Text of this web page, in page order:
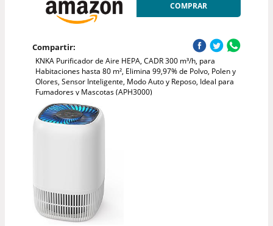
COMPRAR
Compartir:
KNKA Purificador de Aire HEPA, CADR 300 m³/h, para
Habitaciones hasta 80 m², Elimina 99,97% de Polvo, Polen y
Olores, Sensor Inteligente, Modo Auto y Reposo, Ideal para
Fumadores y Mascotas (APH3000)